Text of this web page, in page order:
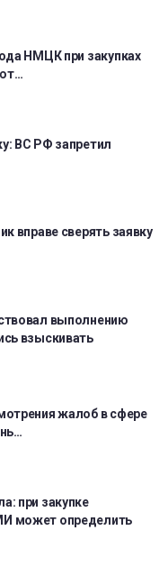
НМЦК при закупках
ВС РФ запретил
вправе сверять заявку
выполнению
взыскивать
жалоб в сфере
при закупке
может определить